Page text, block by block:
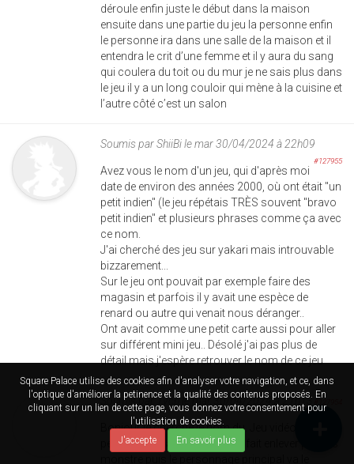
Square Palace utilise des cookies afin d'analyser votre navigation, et ce, dans
l'optique d'améliorer la petinence et la qualité des contenus proposés. En
cliquant sur un lien de cette page, vous donnez votre consentement pour
l'utilisation de cookies.
J'accepte
En savoir plus
déroule enfin juste le début dans la maison
ensuite dans une partie du jeu la personne enfin
le personne ira dans une salle de la maison et il
entendra le crit d’une femme et il y aura du sang
qui coulera du toit ou du mur je ne sais plus dans
le jeu il y a un long couloir qui mène à la cuisine et
l’autre côté c’est un salon
Soumis parShiiBile mar 30/04/2024 à 22h09
#127955
Avez vous le nom d'un jeu, qui d'après moi
date de environ des années 2000, où ont était "un
petit indien" (le jeu répétais TRÈS souvent "bravo
petit indien" et plusieurs phrases comme ça avec
ce nom.
J'ai cherché des jeu sur yakari mais introuvable
bizzarement...
Sur le jeu ont pouvait par exemple faire des
magasin et parfois il y avait une espèce de
renard ou autre qui venait nous déranger..
Ont avait comme une petit carte aussi pour aller
sur différent mini jeu.. Désolé j'ai pas plus de
détail mais j'espère retrouver le nom de ce jeu
Soumis parTvcnle mar 30/04/2024 à 21h13
Bonjour je cherche le nom du. Jeu vidéo ou le
pere personnage principal se fait enlever par des